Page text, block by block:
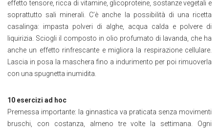
effetto tensore, ricca di vitamine, glicoproteine, sostanze vegetali e
soprattutto sali minerali. C’è anche la possibilità di una ricetta
casalinga: impasta polveri di alghe, acqua calda e polvere di
liquirizia. Sciogli il composto in olio profumato di lavanda, che ha
anche un effetto rinfrescante e migliora la respirazione cellulare.
Lascia in posa la maschera fino a indurimento per poi rimuoverla
con una spugnetta inumidita.
10 esercizi ad hoc
Premessa importante: la ginnastica va praticata senza movimenti
bruschi, con costanza, almeno tre volte la settimana. Ogni